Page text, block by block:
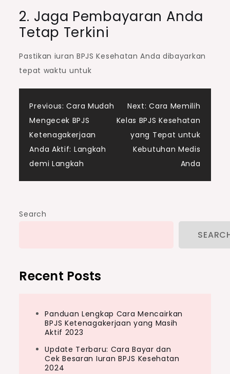
2. Jaga Pembayaran Anda
Tetap Terkini
Pastikan iuran BPJS Kesehatan Anda dibayarkan
tepat waktu untuk
Post
navigation
Previous: Cara Mudah
Mengecek BPJS
Ketenagakerjaan
Anda Aktif: Langkah
demi Langkah
Next: Cara Memilih
Kelas BPJS Kesehatan
yang Tepat untuk
Kebutuhan Medis
Anda
Search
Recent Posts
Panduan Lengkap Cara Mencairkan
BPJS Ketenagakerjaan yang Masih
Aktif 2023
Update Terbaru: Cara Bayar dan
Cek Besaran Iuran BPJS Kesehatan
2024